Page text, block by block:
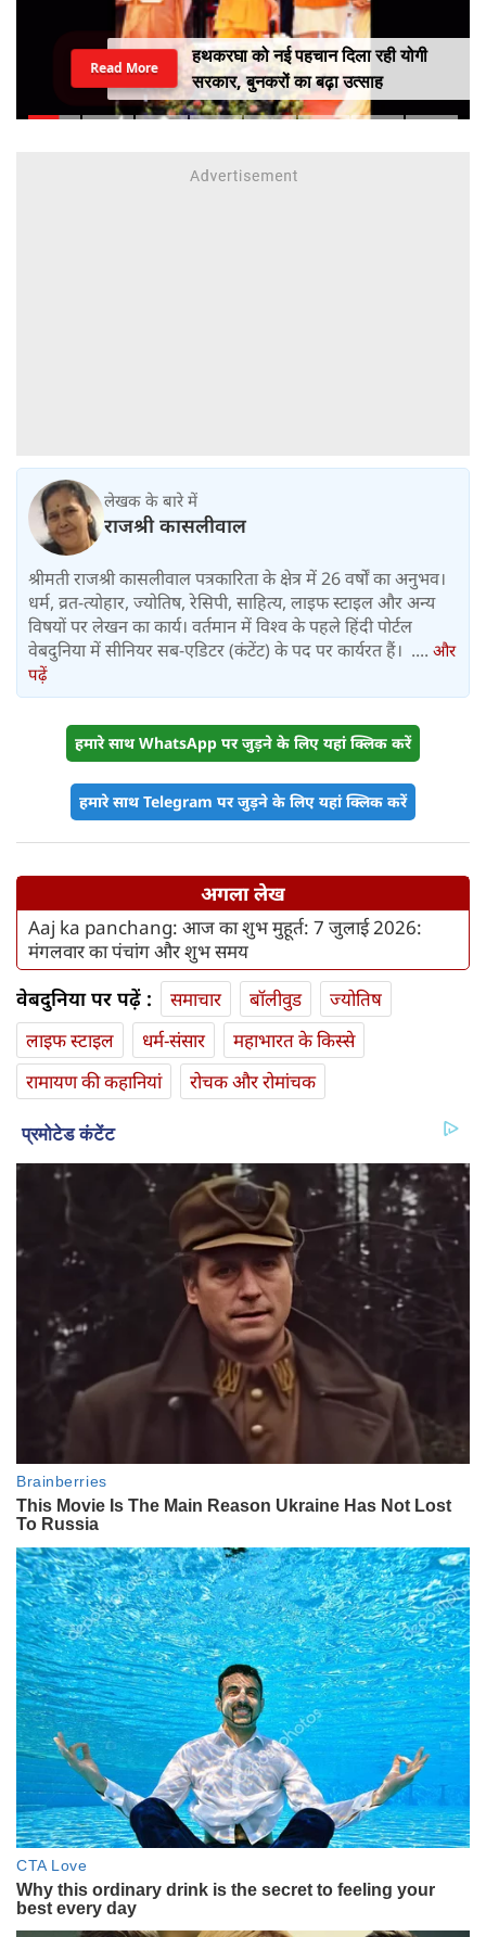
हथकरघा को नई पहचान दिला रही योगी
सरकार, बुनकरों का बढ़ा उत्साह
Read More
लेखक के बारे में
राजश्री कासलीवाल
श्रीमती राजश्री कासलीवाल पत्रकारिता के क्षेत्र में 26 वर्षों का अनुभव।
धर्म, व्रत-त्योहार, ज्योतिष, रेसिपी, साहित्य, लाइफ स्टाइल और अन्य
विषयों पर लेखन का कार्य। वर्तमान में विश्‍व के पहले हिंदी पोर्टल
वेबदुनिया में सीनियर सब-एडिटर (कंटेंट) के पद पर कार्यरत हैं। .... और
पढ़ें
हमारे साथ WhatsApp पर जुड़ने के लिए यहां क्लिक करें
हमारे साथ Telegram पर जुड़ने के लिए यहां क्लिक करें
अगला लेख
Aaj ka panchang: आज का शुभ मुहूर्त: 7 जुलाई 2026:
मंगलवार का पंचांग और शुभ समय
वेबदुनिया पर पढ़ें : समाचार बॉलीवुड
ज्योतिष
लाइफ स्‍टाइल
धर्म-संसार
महाभारत के किस्से
रामायण की कहानियां
रोचक और रोमांचक